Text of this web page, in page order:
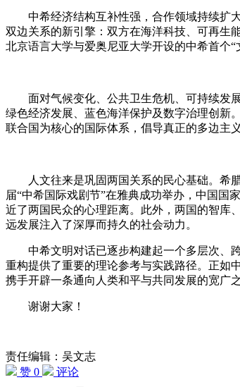
中希经济结构互补性强，合作领域持续扩大
双边关系的新引擎：双方在海洋科技、可再生
北京语言大学与爱奥尼亚大学开设的中希首个
面对气候变化、公共卫生危机、可持续发展
绿色经济发展、蓝色海洋保护及数字治理创新
联合国为核心的国际体系，倡导真正的多边主
人文往来是巩固两国关系的民心基础。希腊
届“中希国际戏剧节”在雅典成功举办，中国国
近了两国民众的心理距离。此外，两国的智库
远发展注入了深厚而持久的社会动力。
中希文明对话已逐步构建起一个多层次、跨
重构提供了重要的理论参考与实践路径。正如
携手开辟一条通向人类和平与共同发展的宽广之
谢谢大家！
责任编辑：吴文志
赞 0
评论